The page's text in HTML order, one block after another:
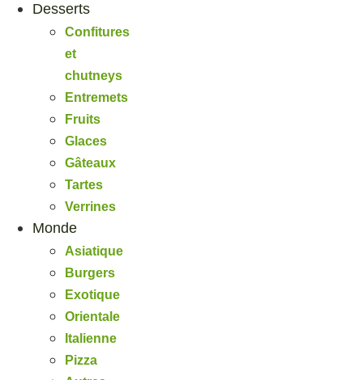
Desserts
Confitures
et
chutneys
Entremets
Fruits
Glaces
Gâteaux
Tartes
Verrines
Monde
Asiatique
Burgers
Exotique
Orientale
Italienne
Pizza